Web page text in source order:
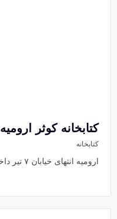
کتابخانه کوثر ارومیه
کتابخانه
ارومیه انتهای خیابان ۷ تیر داخل پارک کوثر